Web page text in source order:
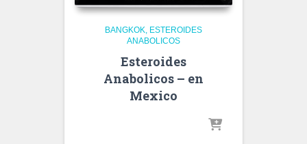
BANGKOK ESTEROIDES
ANABOLICOS
Esteroides
Anabolicos – en
Mexico